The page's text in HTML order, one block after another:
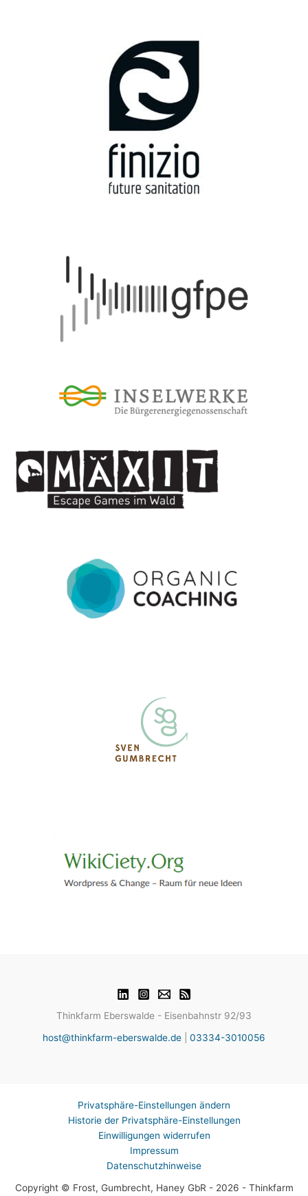
Thinkfarm Eberswalde - Eisenbahnstr 92/93
host@thinkfarm-eberswalde.de
03334-3010056
Privatsphäre-Einstellungen ändern
Historie der Privatsphäre-Einstellungen
Einwilligungen widerrufen
Impressum
Datenschutzhinweise
Copyright © Frost, Gumbrecht, Haney GbR - 2026 - Thinkfarm